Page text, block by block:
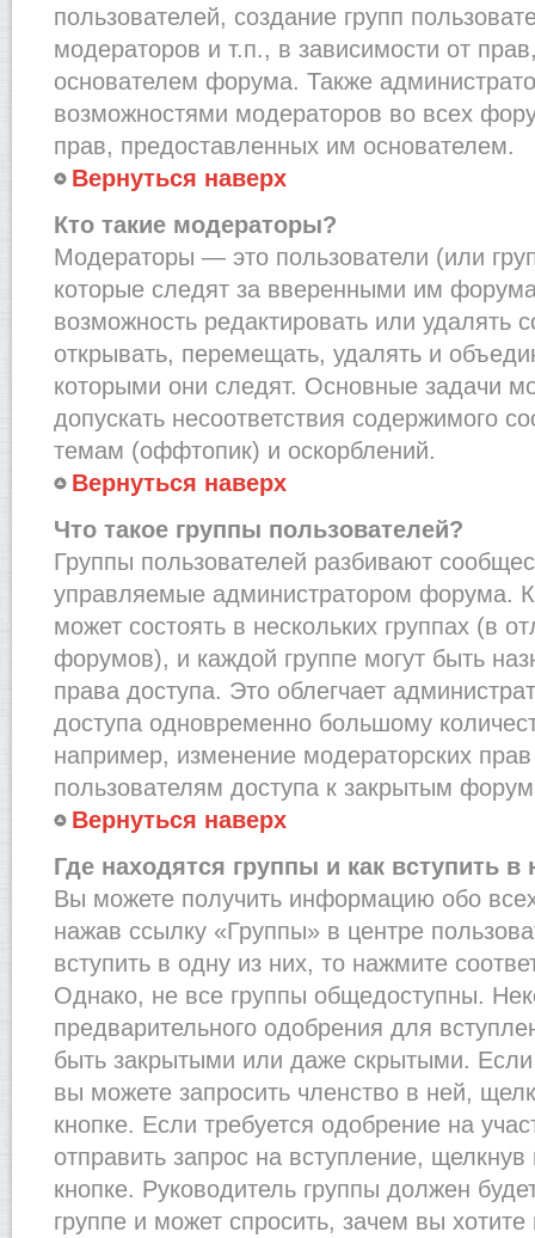
пользователей, создание групп
модераторов и т.п., в зависимости от
основателем форума. Также
возможностями модераторов во всех
прав, предоставленных им основателем.
Вернуться наверх
Кто такие модераторы?
Модераторы — это пользователи (или
которые следят за вверенными им
возможность редактировать или удалять
открывать, перемещать, удалять и
которыми они следят. Основные задачи
допускать несоответствия содержимого
темам (оффтопик) и оскорблений.
Вернуться наверх
Что такое группы пользователей?
Группы пользователей разбивают
управляемые администратором форума.
может состоять в нескольких группах (в
форумов), и каждой группе могут быть
права доступа. Это облегчает
доступа одновременно большому
например, изменение модераторских
пользователям доступа к закрытым
Вернуться наверх
Где находятся группы и как вступить в
Вы можете получить информацию обо
нажав ссылку «Группы» в центре
вступить в одну из них, то нажмите
Однако, не все группы общедоступны.
предварительного одобрения для
быть закрытыми или даже скрытыми. Если
вы можете запросить членство в ней,
кнопке. Если требуется одобрение на
отправить запрос на вступление,
кнопке. Руководитель группы должен
группе и может спросить, зачем вы хотите